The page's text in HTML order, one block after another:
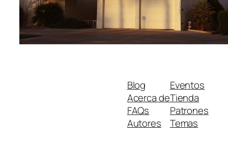
Blog
Acerca de
FAQs
Autores
Eventos
Tienda
Patrones
Temas